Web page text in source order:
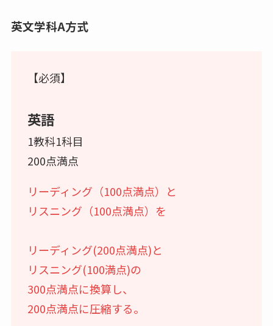
英文学科A方式
【必須】
英語
1教科1科目
200点満点
リーディング（100点満点）と
リスニング（100点満点）を
リーディング(200点満点)と
リスニング(100満点)の
300点満点に換算し、
200点満点に圧縮する。